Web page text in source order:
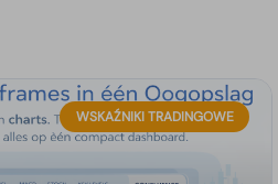
WSKAŹNIKI TRADINGOWE